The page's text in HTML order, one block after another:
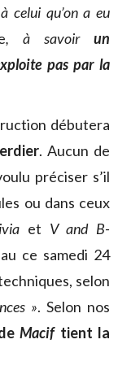
celui qu’on a eu
, à savoir un
pas par la
débutera
. Aucun de
préciser s’il
ou dans ceux
et V and B-
ce samedi 24
selon
». Selon nos
Maciftient la